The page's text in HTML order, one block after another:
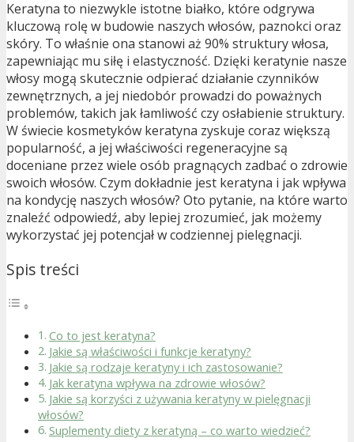
Keratyna to niezwykle istotne białko, które odgrywa
kluczową rolę w budowie naszych włosów, paznokci oraz
skóry. To właśnie ona stanowi aż 90% struktury włosa,
zapewniając mu siłę i elastyczność. Dzięki keratynie nasze
włosy mogą skutecznie odpierać działanie czynników
zewnętrznych, a jej niedobór prowadzi do poważnych
problemów, takich jak łamliwość czy osłabienie struktury.
W świecie kosmetyków keratyna zyskuje coraz większą
popularność, a jej właściwości regeneracyjne są
doceniane przez wiele osób pragnących zadbać o zdrowie
swoich włosów. Czym dokładnie jest keratyna i jak wpływa
na kondycję naszych włosów? Oto pytanie, na które warto
znaleźć odpowiedź, aby lepiej zrozumieć, jak możemy
wykorzystać jej potencjał w codziennej pielęgnacji.
Spis treści
Co to jest keratyna?
Jakie są właściwości i funkcje keratyny?
Jakie są rodzaje keratyny i ich zastosowanie?
Jak keratyna wpływa na zdrowie włosów?
Jakie są korzyści z używania keratyny w pielęgnacji
włosów?
Suplementy diety z keratyną – co warto wiedzieć?